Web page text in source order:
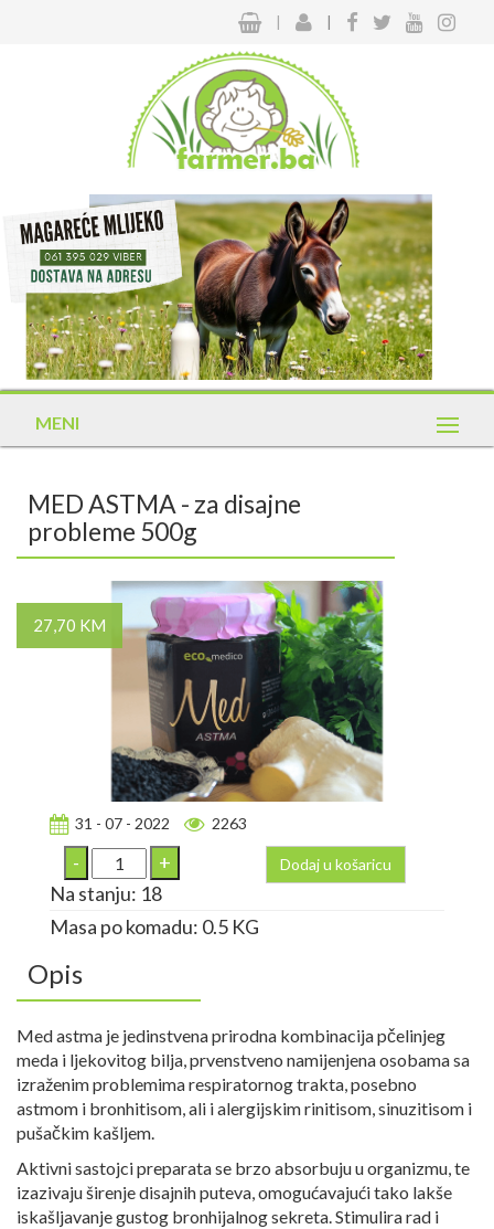
| |
MENI
MED ASTMA - za disajne
probleme 500g
27,70 KM
31 - 07 - 2022 2263
Dodaj u košaricu
Na stanju: 18
Masa po komadu: 0.5 KG
Opis
Med astma je jedinstvena prirodna kombinacija pčelinjeg
meda i ljekovitog bilja, prvenstveno namijenjena osobama sa
izraženim problemima respiratornog trakta, posebno
astmom i bronhitisom, ali i alergijskim rinitisom, sinuzitisom i
pušačkim kašljem.
Aktivni sastojci preparata se brzo absorbuju u organizmu, te
izazivaju širenje disajnih puteva, omogućavajući tako lakše
iskašljavanje gustog bronhijalnog sekreta. Stimulira rad i